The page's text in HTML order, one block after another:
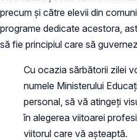
precum și către elevii din
programe dedicate acestora,
să fie principiul care să
Cu ocazia sărbătorii zilei
numele Ministerului
personal, să vă atingeți
în alegerea viitoarei
viitorul care vă așteaptă.